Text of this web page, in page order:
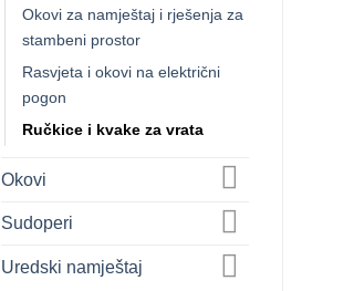
Okovi za namještaj i rješenja za
stambeni prostor
Rasvjeta i okovi na električni
pogon
Ručkice i kvake za vrata
Okovi
Sudoperi
Uredski namještaj